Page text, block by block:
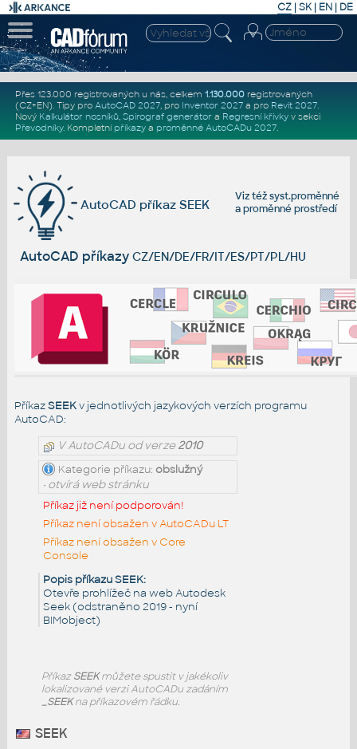
CZ | SK| EN | DE
Přes 123.000 registrovaných u nás, celkem 1.130.000registrovaných
(CZ+EN). Tipy pro AutoCAD 2027, pro Inventor 2027a pro Revit 2027.
Nový Kalkulátor nosníků, Spirograf generátor a Regresní křivkyv sekci
Převodníky. Kompletní příkazya proměnné AutoCADu 2027.
Viz téžsyst.proměnné
aproměnné prostředí
AutoCAD příkaz SEEK
AutoCAD příkazy CZ/EN/DE/FR/IT/ES/PT/PL/HU
PříkazSEEKv jednotlivých jazykových verzích programu
AutoCAD:
V AutoCADu od verze2010
Kategorie příkazu: obslužný
• otvírá web stránku
Příkaz již není podporován!
Příkaz není obsažen v AutoCADu LT
Příkaz není obsažen v Core
Console
Popis příkazu SEEK:
Otevře prohlížeč na web Autodesk
Seek (odstraněno 2019 - nyní
BIMobject)
PříkazSEEKmůžete spustit v jakékoliv
lokalizované verzi AutoCADu zadáním
_SEEKna příkazovém řádku.
SEEK